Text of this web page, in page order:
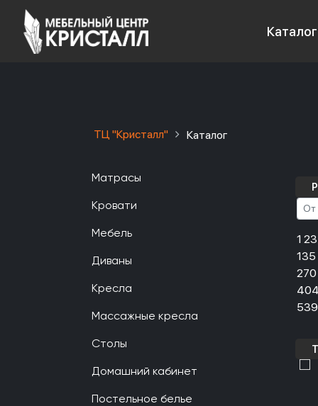
Каталог
ТЦ "Кристалл" Каталог
Матрасы
Кровати
Мебель
Диваны
Кресла
Массажные кресла
Столы
Домашний кабинет
Постельное белье
1
270